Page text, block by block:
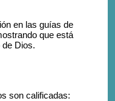
en las guías de
que está
de Dios.
son calificadas: